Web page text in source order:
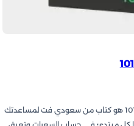
دليل السعرات الحرارية و الماكروز 101 هو كتاب من سعودي فت لمساعدتك